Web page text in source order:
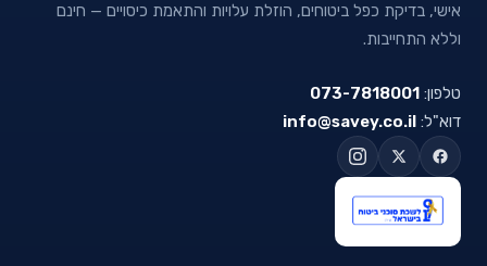
אישי, בדיקת כפל ביטוחים, הוזלת עלויות והתאמת כיסויים — חינם
וללא התחייבות.
טלפון: 073-7818001
דוא"ל: info@savey.co.il